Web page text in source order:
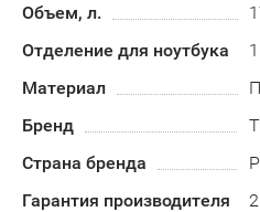
Объем, л.
Отделение для ноутбука
Материал
Бренд
Страна бренда
Гарантия производителя